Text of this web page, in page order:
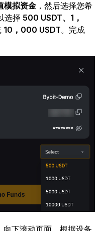
模拟资金 ，然后选择您希
选择 500 USDT、1，
10，000 USDT。完成
向下滚动页面，根据设备